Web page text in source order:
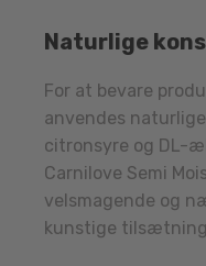
Naturlige
For at bevare
anvendes
citronsyre og DL-
Carnilove Semi
velsmagende og
kunstige